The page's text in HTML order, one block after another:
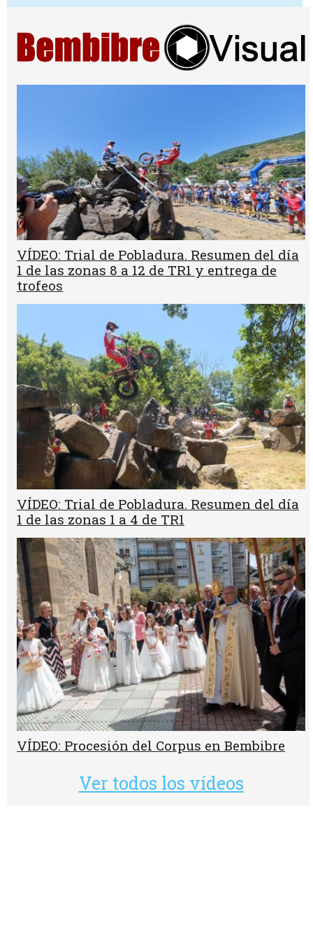
VÍDEO: Trial de Pobladura. Resumen del día
1 de las zonas 8 a 12 de TR1 y entrega de
trofeos
VÍDEO: Trial de Pobladura. Resumen del día
1 de las zonas 1 a 4 de TR1
VÍDEO: Procesión del Corpus en Bembibre
Ver todos los vídeos